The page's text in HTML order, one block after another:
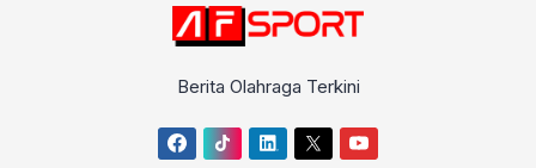
Berita Olahraga Terkini